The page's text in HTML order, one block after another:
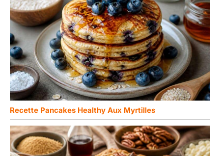
Recette Pancakes Healthy Aux Myrtilles